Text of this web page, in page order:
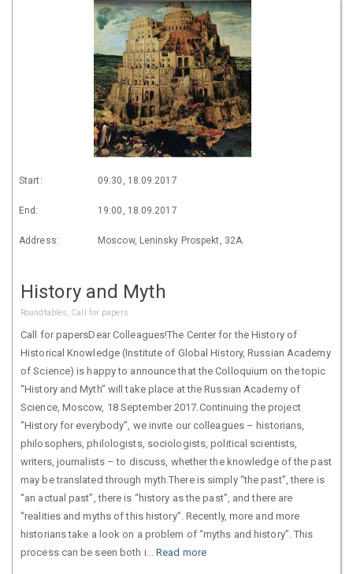
Start: 09:30, 18.09.2017
End: 19:00, 18.09.2017
Address: Moscow, Leninsky Prospekt, 32A.
History and Myth
Roundtables, Call for papers
Call for papersDear Colleagues!The Center for the History of
Historical Knowledge (Institute of Global History, Russian Academy
of Science) is happy to announce that the Colloquium on the topic
“History and Myth” will take place at the Russian Academy of
Science, Moscow, 18 September 2017.Continuing the project
“History for everybody”, we invite our colleagues – historians,
philosophers, philologists, sociologists, political scientists,
writers, journalists – to discuss, whether the knowledge of the past
may be translated through myth.There is simply “the past”, there is
“an actual past”, there is “history as the past”, and there are
“realities and myths of this history”. Recently, more and more
historians take a look on a problem of “myths and history”. This
process can be seen both i...Read more